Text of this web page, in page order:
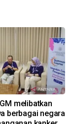
melibatkan
berbagai negara